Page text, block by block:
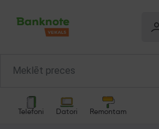
Telefoni Datori Remontam